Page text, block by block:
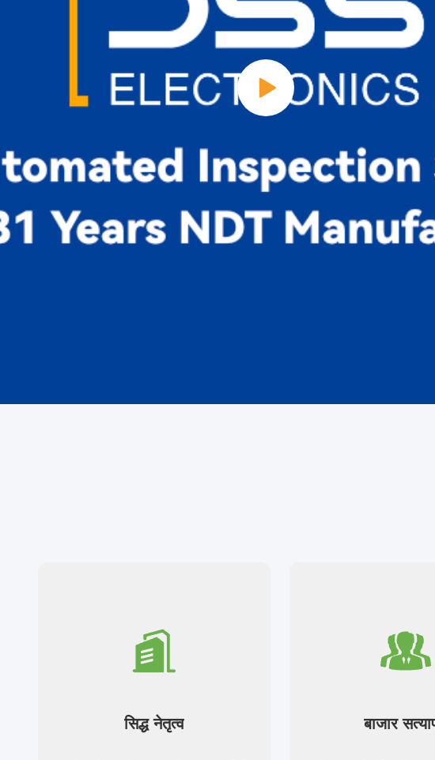
सिद्ध नेतृत्व बाजार